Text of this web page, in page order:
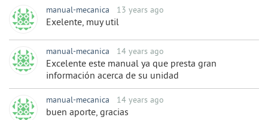
manual-mecanica 13 years ago
Exelente, muy util
manual-mecanica 14 years ago
Excelente este manual ya que presta gran
información acerca de su unidad
manual-mecanica 14 years ago
buen aporte, gracias